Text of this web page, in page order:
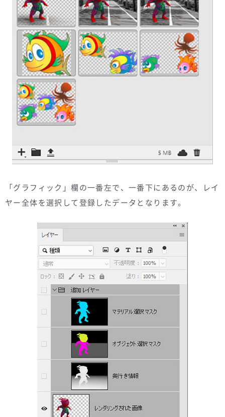
「グラフィック」欄の一番左で、一番下にあるのが、レイ
ヤー全体を選択して登録したデータとなります。